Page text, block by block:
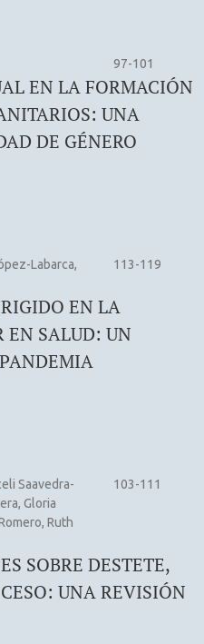
97-101
EN LA FORMACIÓN
UNA
DE GÉNERO
Labarca,
113-119
EN LA
EN SALUD: UN
Saavedra-
Gloria
Ruth
103-111
SOBRE DESTETE,
UNA REVISIÓN